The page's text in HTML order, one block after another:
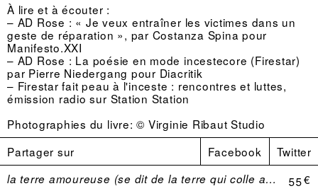
À lire et à écouter :
– AD Rose : « Je veux entraîner les victimes dans un
geste de réparation », par Costanza Spina pour
Manifesto.XXI
– AD Rose : La poésie en mode incestecore (Firestar)
par Pierre Niedergang pour Diacritik
– Firestar fait peau à l'inceste : rencontres et luttes,
émission radio sur Station Station
Photographies du livre: © Virginie Ribaut Studio
Partager sur
Facebook Twitter
la terre amoureuse (se dit de la terre qui colle aux bottes) 55 €